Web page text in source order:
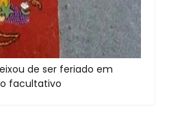
de ser feriado em
facultativo